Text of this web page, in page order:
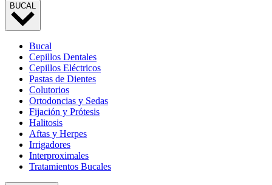
BUCAL
Bucal
Cepillos Dentales
Cepillos Eléctricos
Pastas de Dientes
Colutorios
Ortodoncias y Sedas
Fijación y Prótesis
Halitosis
Aftas y Herpes
Irrigadores
Interproximales
Tratamientos Bucales